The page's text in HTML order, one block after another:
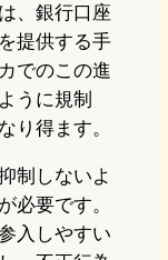
、銀行口座
提供する手
でのこの進
うに規制
り得ます。
制しないよ
必要です。
入しやすい